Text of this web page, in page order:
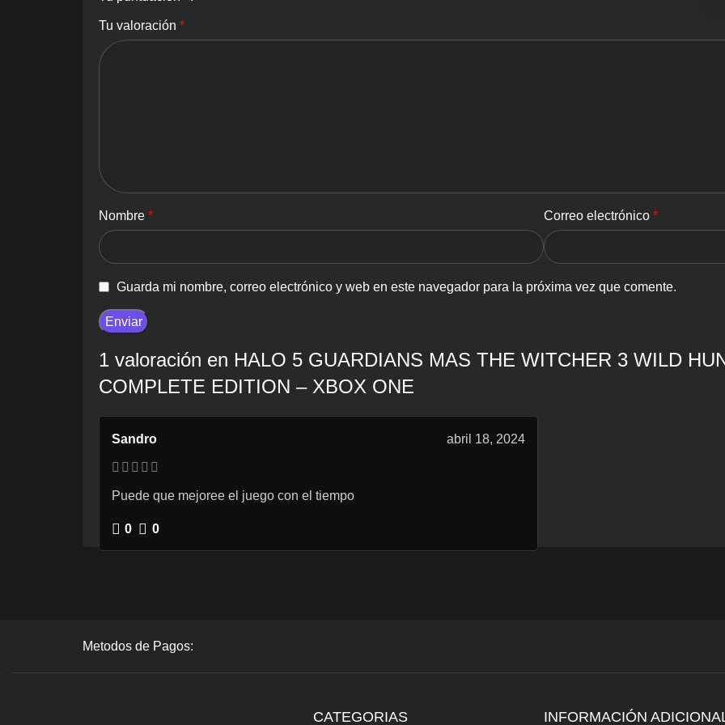
1 valoración en HALO 5 GUARDIANS MAS THE WITCHER 3 WILD
COMPLETE EDITION – XBOX ONE
Sandro abril 18, 2024
Puede que mejoree el juego con el tiempo
0 0
Tu valoración *
Nombre * Correo electrónico *
Guarda mi nombre, correo electrónico y web en este navegador para la próxima vez que comente.
Metodos de Pagos:
CATEGORIAS INFORMACIÓN